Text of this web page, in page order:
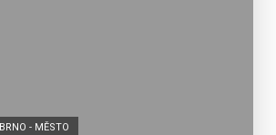
BRNO - MĚSTO